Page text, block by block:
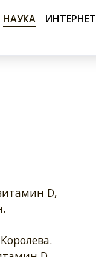
НАУКА ИНТЕРНЕТ
D,